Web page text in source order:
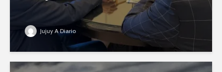
Jujuy A Diario